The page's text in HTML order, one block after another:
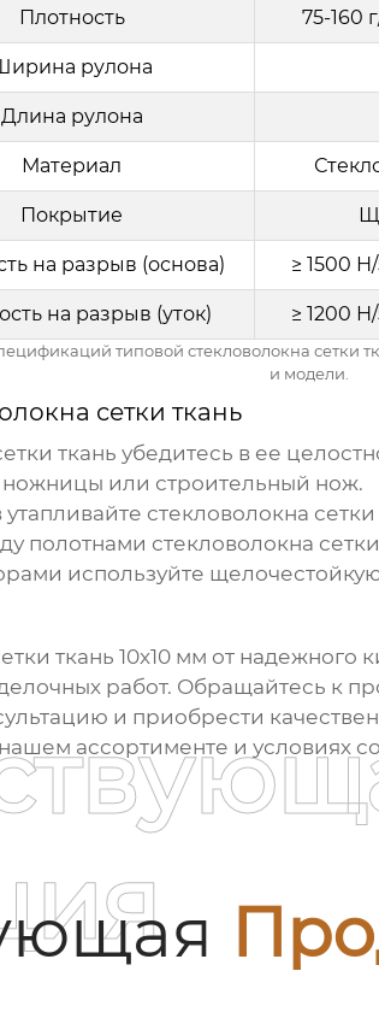
Плотность 75-160
рулона
Длина рулона
Материал
Покрытие
на разрыв (основа) ≥ 1500
на разрыв (уток) ≥ 1200
типовой стекловолокна сетки
и модели.
сетки ткань
ткань убедитесь в ее
или строительный нож.
стекловолокна сетки
полотнами стекловолокна
используйте
ткань 10x10 мм от надежного
работ. Обращайтесь к
и приобрести
ассортименте и условиях